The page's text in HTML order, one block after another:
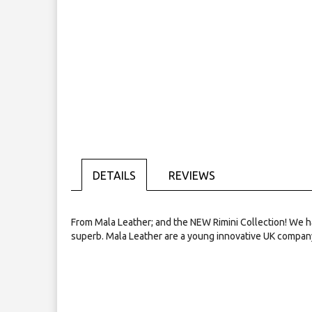
DETAILS
From Mala Leather; and the NEW Rimini Collection!
superb. Mala Leather are a young innovative UK
REVIEWS